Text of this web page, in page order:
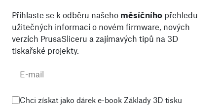
Přihlaste se k odběru našeho měsíčního přehledu
užitečných informací o novém firmware, nových
verzích PrusaSliceru a zajímavých tipů na 3D
tiskařské projekty.
Chci získat jako dárek e-book Základy 3D tisku